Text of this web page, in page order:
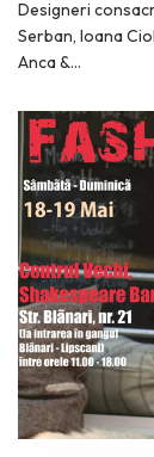
Designeri
Serban, Ioana
Anca &...